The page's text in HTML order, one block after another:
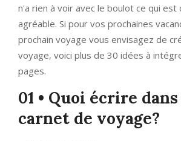
n'a rien à voir avec le boulot ce qui est
agréable. Si pour vos prochaines
prochain voyage vous envisagez de
voyage, voici plus de 30 idées à
pages.
01 • Quoi écrire
carnet de voyage?